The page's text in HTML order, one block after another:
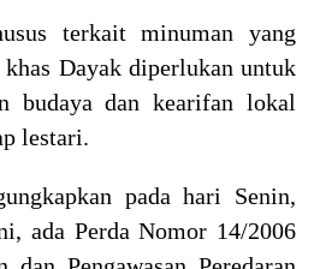
terkait minuman yang
Dayak diperlukan untuk
budaya dan kearifan lokal
lestari.
pada hari Senin,
ada Perda Nomor 14/2006